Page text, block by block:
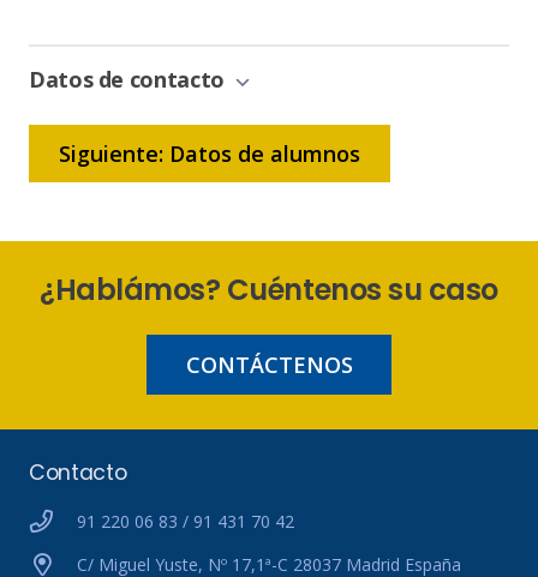
Bonificación
Datos de contacto
Siguiente: Datos de alumnos
¿Hablámos? Cuéntenos su caso
CONTÁCTENOS
Contacto
91 220 06 83 / 91 431 70 42
C/ Miguel Yuste, Nº 17,1ª-C 28037 Madrid España